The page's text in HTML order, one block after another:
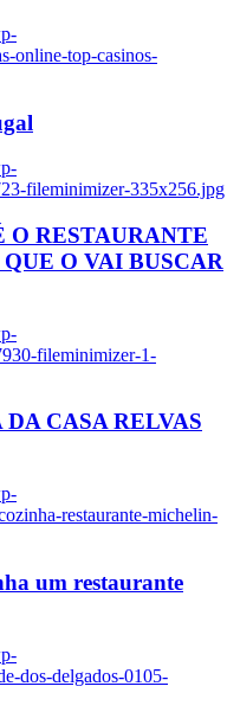
online-top-casinos-
fileminimizer-335x256.jpg
O RESTAURANTE
O VAI BUSCAR
fileminimizer-1-
CASA RELVAS
restaurante-michelin-
um restaurante
dos-delgados-0105-